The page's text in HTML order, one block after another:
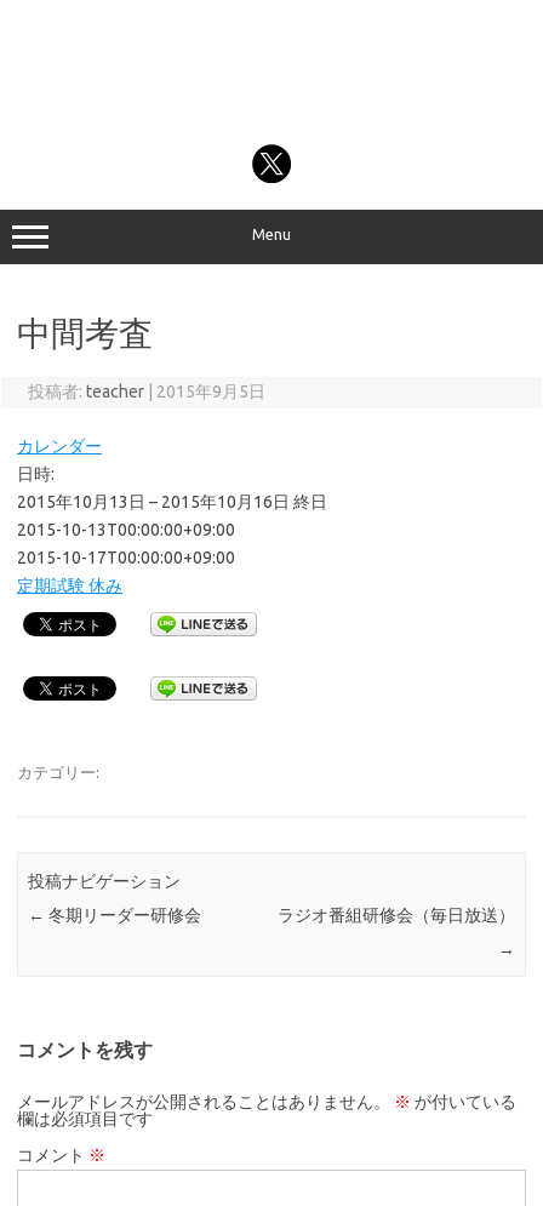
Menu
中間考査
投稿者: teacher 2015年9月5日
カレンダー
日時:
2015年10月13日 – 2015年10月16日 終日
2015-10-13T00:00:00+09:00
2015-10-17T00:00:00+09:00
定期試験 休み
カテゴリー:
投稿ナビゲーション
← 冬期リーダー研修会
ラジオ番組研修会（毎日放送）
→
コメントを残す
メールアドレスが公開されることはありません。 ※ が付いている
欄は必須項目です
コメント ※